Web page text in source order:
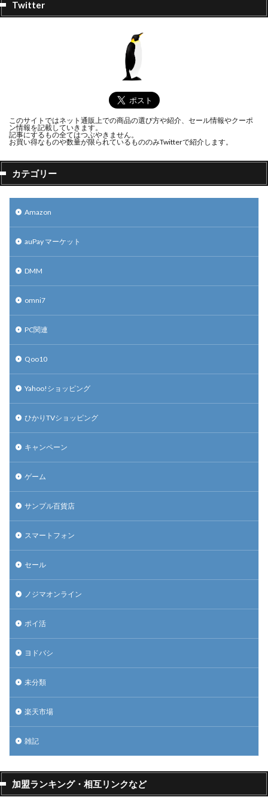
Twitter
このサイトではネット通販上での商品の選び方や紹介、セール情報やクーポ
ン情報を記載していきます。
記事にするもの全てはつぶやきません。
お買い得なものや数量が限られているもののみTwitterで紹介します。
カテゴリー
Amazon
auPay マーケット
DMM
omni7
PC関連
Qoo10
Yahoo!ショッピング
ひかりTVショッピング
キャンペーン
ゲーム
サンプル百貨店
スマートフォン
セール
ノジマオンライン
ポイ活
ヨドバシ
未分類
楽天市場
雑記
加盟ランキング・相互リンクなど